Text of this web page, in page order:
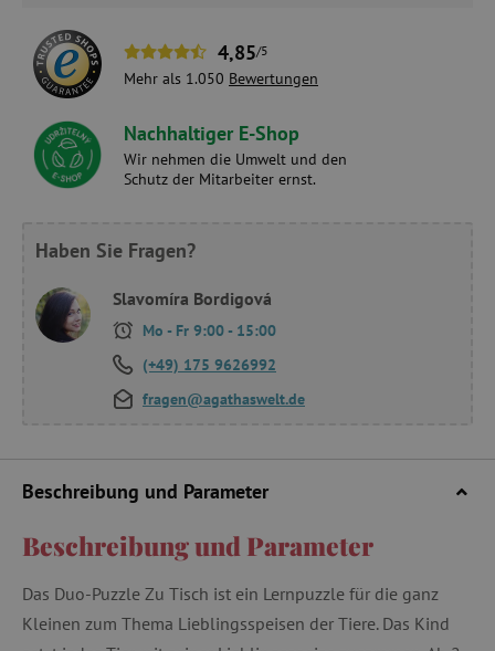
4,85/5
Mehr als 1.050 Bewertungen
Nachhaltiger E-Shop
Wir nehmen die Umwelt und den
Schutz der Mitarbeiter ernst.
Haben Sie Fragen?
Slavomíra Bordigová
Mo - Fr 9:00 - 15:00
(+49) 175 9626992
fragen@agathaswelt.de
Beschreibung und Parameter
Beschreibung und Parameter
Das Duo-Puzzle Zu Tisch ist ein Lernpuzzle für die ganz
Kleinen zum Thema Lieblingsspeisen der Tiere. Das Kind